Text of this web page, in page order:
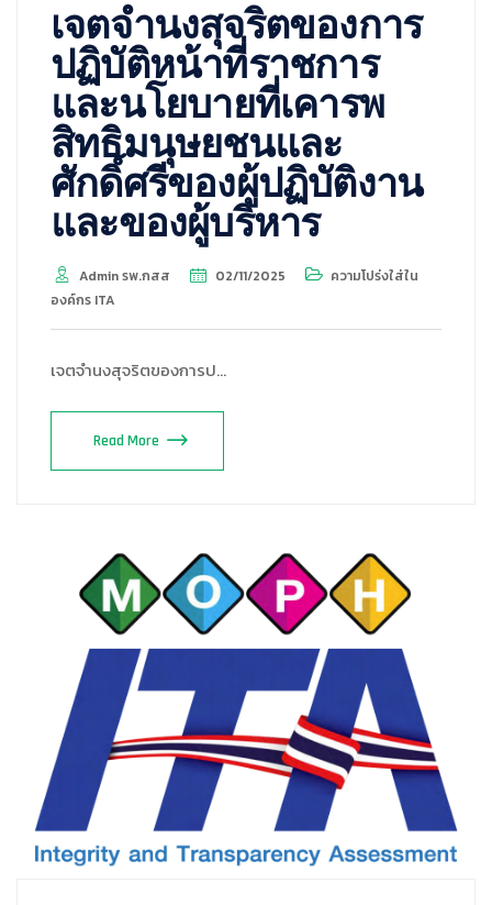
เจตจำนงสุจริตของการ
ปฏิบัติหน้าที่ราชการ
และนโยบายที่เคารพ
สิทธิมนุษยชนและ
ศักดิ์ศรีของผู้ปฏิบัติงาน
และของผู้บริหาร
Admin รพ.กสส 02/11/2025
ความโปร่งใส่ใน
องค์กร ITA
เจตจำนงสุจริตของการป…
Read More